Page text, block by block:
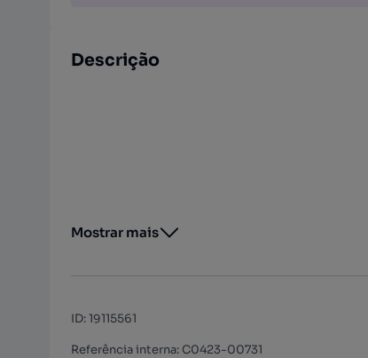
Descrição
Mostrar mais
ID:19115561
Referência interna: C0423-00731